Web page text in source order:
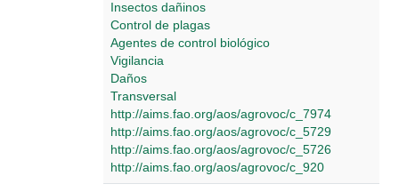
Insectos dañinos
Control de plagas
Agentes de control biológico
Vigilancia
Daños
Transversal
http://aims.fao.org/aos/agrovoc/c_7974
http://aims.fao.org/aos/agrovoc/c_5729
http://aims.fao.org/aos/agrovoc/c_5726
http://aims.fao.org/aos/agrovoc/c_920